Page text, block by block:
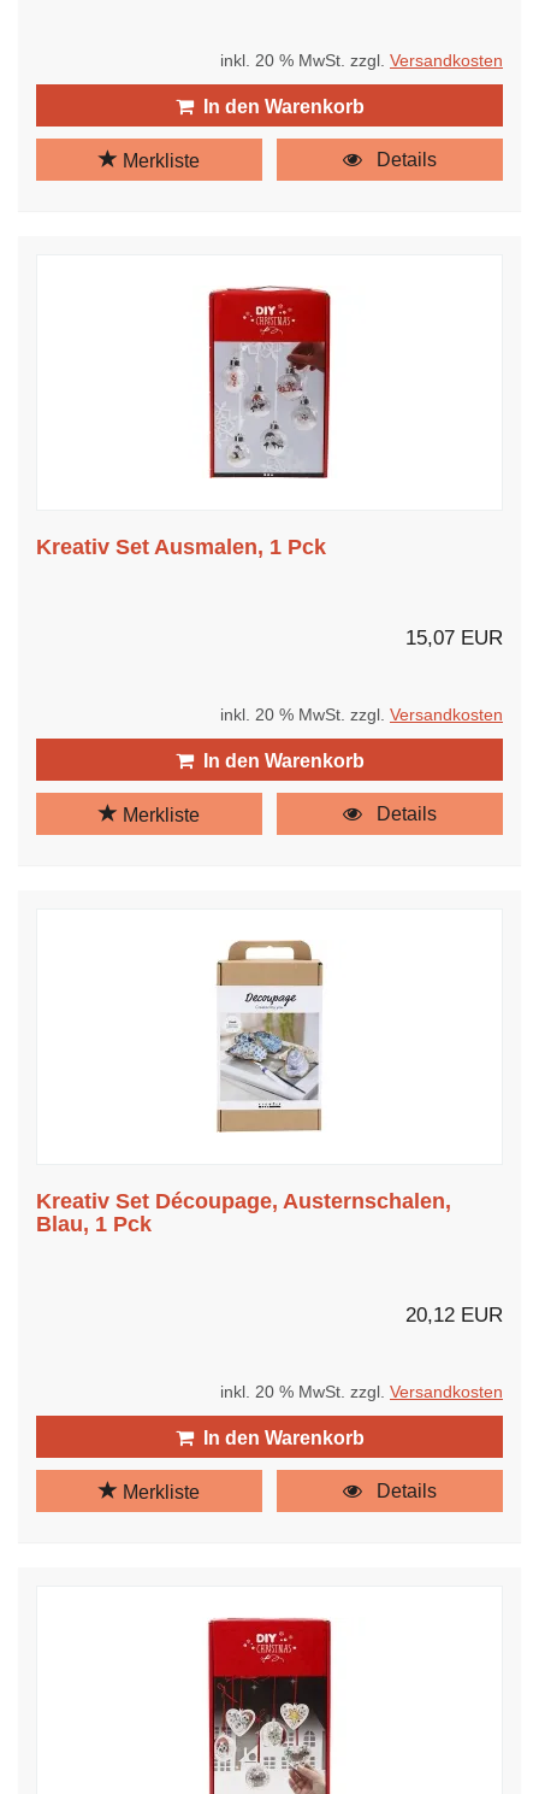
inkl. 20 % MwSt. zzgl. Versandkosten
In den Warenkorb
Merkliste Details
Kreativ Set Ausmalen, 1 Pck
15,07 EUR
inkl. 20 % MwSt. zzgl. Versandkosten
In den Warenkorb
Merkliste Details
Kreativ Set Découpage, Austernschalen,
Blau, 1 Pck
20,12 EUR
inkl. 20 % MwSt. zzgl. Versandkosten
In den Warenkorb
Merkliste Details